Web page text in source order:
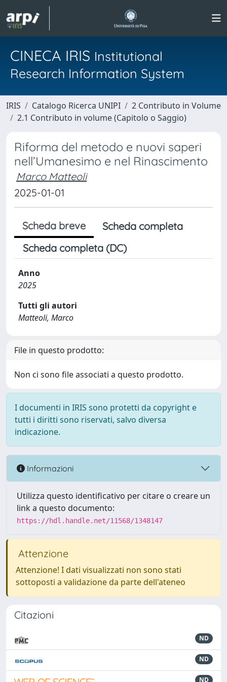
CINECA IRIS Institutional
Research Information System
IRIS Catalogo Ricerca UNIPI
2 Contributo in Volume
2.1 Contributo in volume (Capitolo o Saggio)
Riforma del metodo e nuovi saperi
nell’Umanesimo e nel Rinascimento
Marco Matteoli
2025-01-01
Scheda breve
Scheda completa
Scheda completa (DC)
Anno
2025
Tutti gli autori
Matteoli, Marco
File in questo prodotto:
Non ci sono file associati a questo prodotto.
I documenti in IRIS sono protetti da copyright e
tutti i diritti sono riservati, salvo diversa
indicazione.
Informazioni
Utilizza questo identificativo per citare o creare un
link a questo documento:
https://hdl.handle.net/11568/1348147
Attenzione
Attenzione! I dati visualizzati non sono stati
sottoposti a validazione da parte dell'ateneo
Citazioni
ND
ND
ND